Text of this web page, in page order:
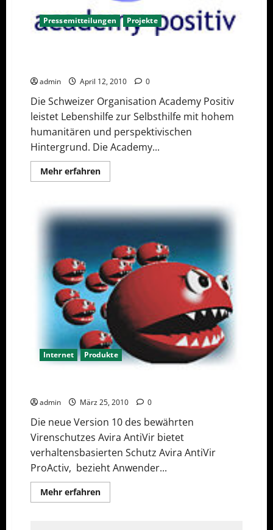
Pressemitteilungen Projekte
admin April 12, 2010 0
Die Schweizer Organisation Academy Positiv
leistet Lebenshilfe zur Selbsthilfe mit hohem
humanitären und perspektivischen
Hintergrund. Die Academy...
Mehr erfahrenMehr
Informationen
Positiv
–
mit
denken
lernen
Internet Produkte
admin März 25, 2010 0
Die neue Version 10 des bewährten
Virenschutzes Avira AntiVir bietet
verhaltensbasierten Schutz Avira AntiVir
ProActiv, bezieht Anwender...
Mehr erfahrenMehr
Informationen